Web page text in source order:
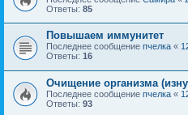
Ответы: 85
Повышаем иммунитет
Последнее сообщение пчелка «
Ответы: 16
Очищение организма
Последнее сообщение пчелка «
Ответы: 93